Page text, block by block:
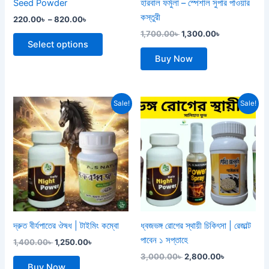
Seed Powder
220.00৳ – 820.00৳
Select options
page
হারবাল ফর্মুলা – স্পেশাল সুপার পাওয়ার
কস্তুরী
1,700.00৳1,300.00৳
Buy Now
Sale!
দ্রুত বীর্যপাতের ঔষধ | টাইমিং কম্বো
1,400.00৳
Original
price
was:
1,400.00৳ .
1,250.00৳
Current
price
is:
1,250.00৳ .
Sale!
ধ্বজভঙ্গ রোগের স্থায়ী চিকিৎসা | রেজাল্ট
পাবেন ১ সপ্তাহে
3,000.00৳
Original
price
was:
3,000.00৳ .
2,800.00৳
Current
price
is:
2,800.00৳ .